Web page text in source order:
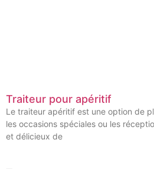
Traiteur pour apéritif
Le traiteur apéritif est une option de
les occasions spéciales ou les
et délicieux de